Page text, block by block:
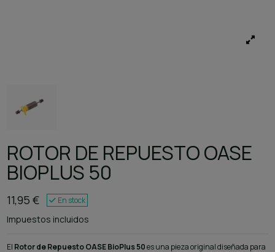
ROTOR DE REPUESTO OASE
BIOPLUS 50
11,95 € En stock
Impuestos incluidos
El Rotor de Repuesto OASE BioPlus 50es una pieza original diseñada para